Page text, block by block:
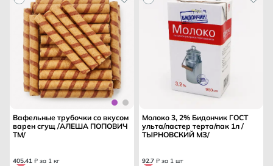
Вафельные трубочки со вкусом
варен сгущ /АЛЕША ПОПОВИЧ
ТМ/
405.41 ₽ за 1 кг
Молоко 3, 2% Бидончик ГОСТ
ульта/пастер терта/пак 1л /
ТЫРНОВСКИЙ МЗ/
92.7 ₽ за 1 шт